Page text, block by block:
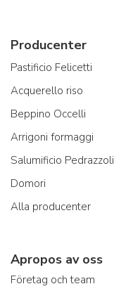
Producenter
Pastificio Felicetti
Acquerello riso
Beppino Occelli
Arrigoni formaggi
Salumificio Pedrazzoli
Domori
Alla producenter
Apropos av oss
Företag och team